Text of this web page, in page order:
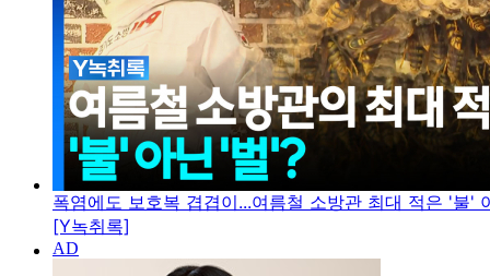
폭염에도 보호복 겹겹이...여름철 소방관 최대 적은 '불'
[Y녹취록]